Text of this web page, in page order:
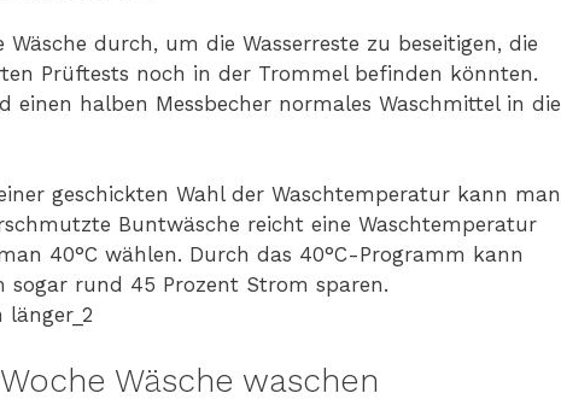
durch, um die Wasserreste zu beseitigen, die
Prüftests noch in der Trommel befinden könnten.
einen halben Messbecher normales Waschmittel in die
geschickten Wahl der Waschtemperatur kann man
Buntwäsche reicht eine Waschtemperatur
40°C wählen. Durch das 40°C-Programm kann
sogar rund 45 Prozent Strom sparen.
Wäsche waschen